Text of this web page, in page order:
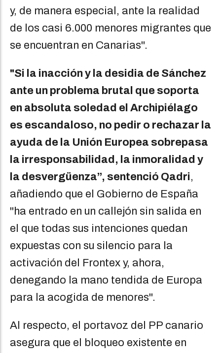
y, de manera especial, ante la realidad
de los casi 6.000 menores migrantes que
se encuentran en Canarias".
"Si la inacción y la desidia de Sánchez
ante un problema brutal que soporta
en absoluta soledad el Archipiélago
es escandaloso, no pedir o rechazar la
ayuda de la Unión Europea sobrepasa
la irresponsabilidad, la inmoralidad y
la desvergüenza”, sentenció Qadri,
añadiendo que el Gobierno de España
"ha entrado en un callejón sin salida en
el que todas sus intenciones quedan
expuestas con su silencio para la
activación del Frontex y, ahora,
denegando la mano tendida de Europa
para la acogida de menores".
Al respecto, el portavoz del PP canario
asegura que el bloqueo existente en